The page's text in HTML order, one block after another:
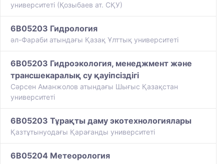
университеті (Қозыбаев ат. СҚУ)
6B05203 Гидрология
әл-Фараби атындағы Қазақ Ұлттық университеті
6B05203 Гидроэкология, менеджмент және
трансшекаралық су қауіпсіздігі
Сәрсен Аманжолов атындағы Шығыс Қазақстан
университеті
6B05203 Тұрақты даму экотехнологиялары
Қазтұтынуодағы Қарағанды университеті
6B05204 Метеорология